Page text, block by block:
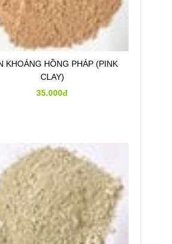
KHOÁNG HỒNG PHÁP (PINK
CLAY)
35.000đ